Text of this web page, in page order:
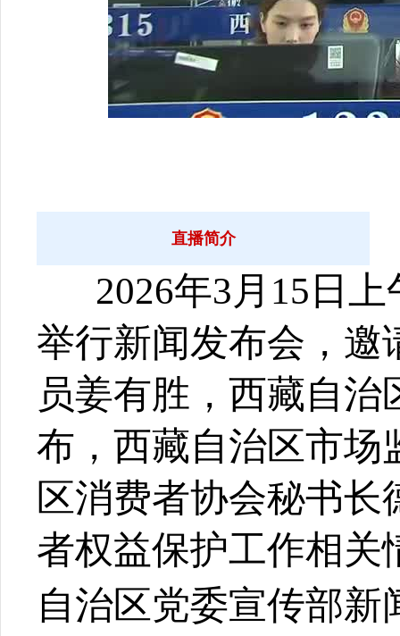
直播简介
2026年3月15日上
举行新闻发布会，邀
员姜有胜，西藏自
布，西藏自治区市场
区消费者协会秘书
者权益保护工作相关
自治区党委宣传部